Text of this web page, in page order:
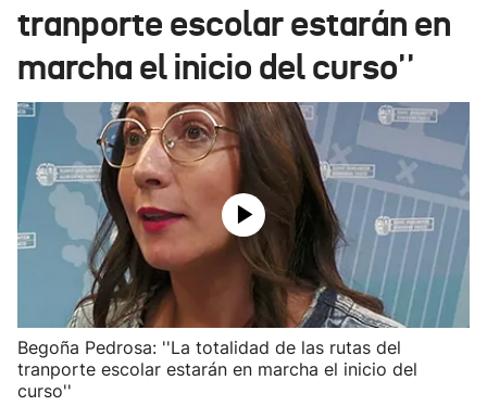
Eguraldia
tranporte escolar estarán en
marcha el inicio del curso''
Begoña Pedrosa: ''La totalidad de las rutas del
tranporte escolar estarán en marcha el inicio del
curso''